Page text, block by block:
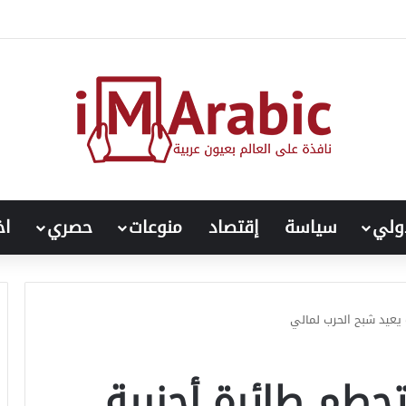
حرارة الجسم؟.. إليك التفسير العلمي
سياسة إقتصاد منوعات حصري
شبح الحرب لمالي